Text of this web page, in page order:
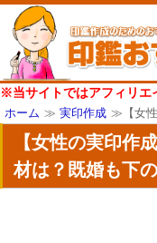
※当サイトではアフィリエ
ホーム ≫ 実印作成 ≫【女性
【女性の実印作
材は？既婚も下